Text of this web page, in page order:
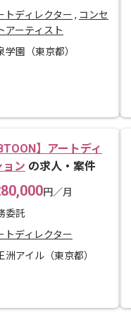
トディレクター , コンセ
アーティスト
学園（東京都）
】アートディ
ョン の求人・案件
円／月
委託
トディレクター
洲アイル（東京都）